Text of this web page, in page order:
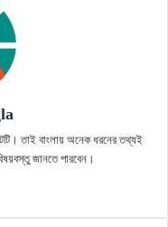
তাই বাংলায় অনেক ধরনের তথ্যই
জানতে পারবেন।